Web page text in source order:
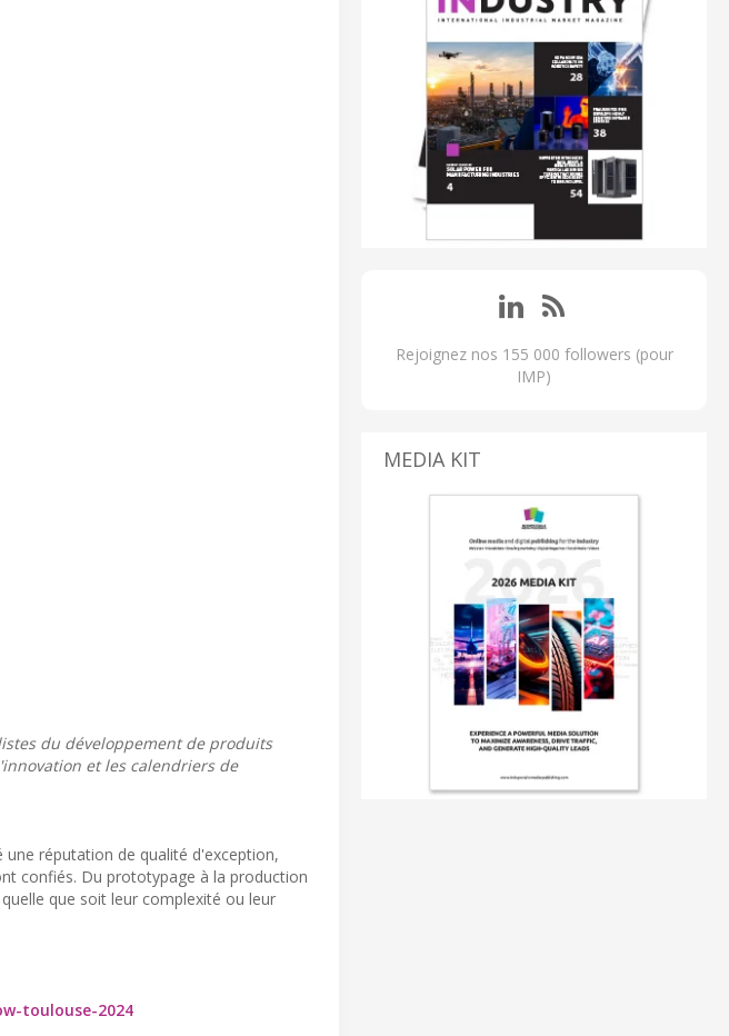
du développement de produits
et les calendriers de
une réputation de qualité d'exception,
confiés. Du prototypage à la production
que soit leur complexité ou leur
toulouse-2024
Rejoignez nos 155 000 followers (pour
IMP)
MEDIA KIT